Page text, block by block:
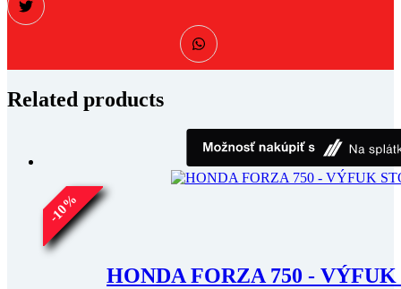
Related products
-
10
%
HONDA FORZA 750 -